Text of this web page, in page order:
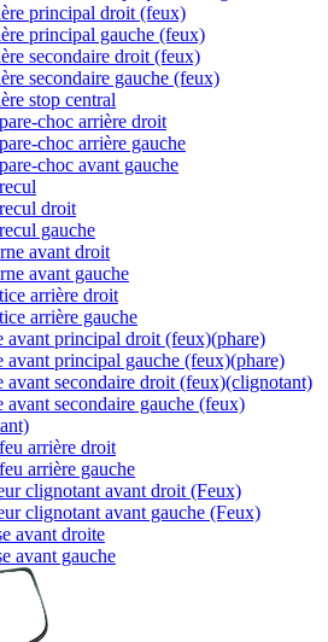
principal droit (feux)
principal gauche (feux)
secondaire droit (feux)
secondaire gauche (feux)
stop central
choc arrière droit
choc arrière gauche
choc avant gauche
droit
gauche
avant droit
avant gauche
arrière droit
arrière gauche
avant principal droit (feux)(phare)
avant principal gauche (feux)(phare)
avant secondaire droit (feux)(clignotant)
avant secondaire gauche (feux)
arrière droit
arrière gauche
clignotant avant droit (Feux)
clignotant avant gauche (Feux)
avant droite
avant gauche